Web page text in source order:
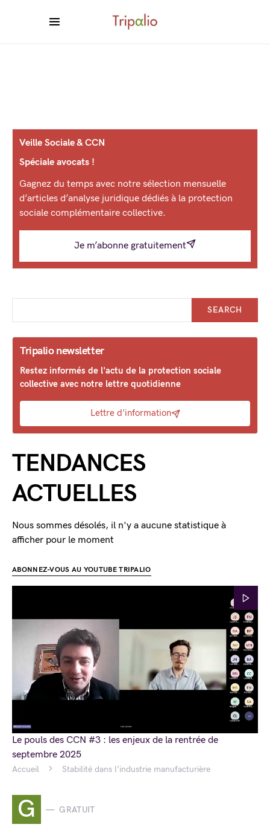
Accueil Stabilité dans l’industrie manufacturière
G GRATUIT
Veille Sociale & CCN
Spéciale avocats !
Gagnez du temps avec notre sélection mensuelle
d’articles d’analyse juridique dédiés à la protection
sociale complémentaire collective.
Je m’abonne gratuitement
SEARCH
Tripalio newsletter
Restez informés de l'actu de la protection sociale
collective avec notre lettre quotidienne
Lettre d'information
TENDANCES
ACTUELLES
Nous sommes désolés, il n'y a aucune statistique à
afficher pour le moment
ABONNEZ-VOUS AU YOUTUBE TRIPALIO
Le pouls des CCN #3 : les enjeux de la rentrée de
septembre 2025